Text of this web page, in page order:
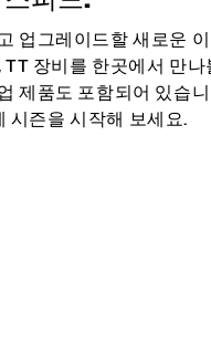
업그레이드할 새로운
장비를 한곳에서 만나
제품도 포함되어 있습니
시즌을 시작해 보세요.